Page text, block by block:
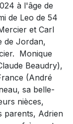
à l'âge de
de Leo de 54
et Carl
de Jordan,
Monique
Beaudry),
(André
sa belle-
nièces,
parents, Adrien